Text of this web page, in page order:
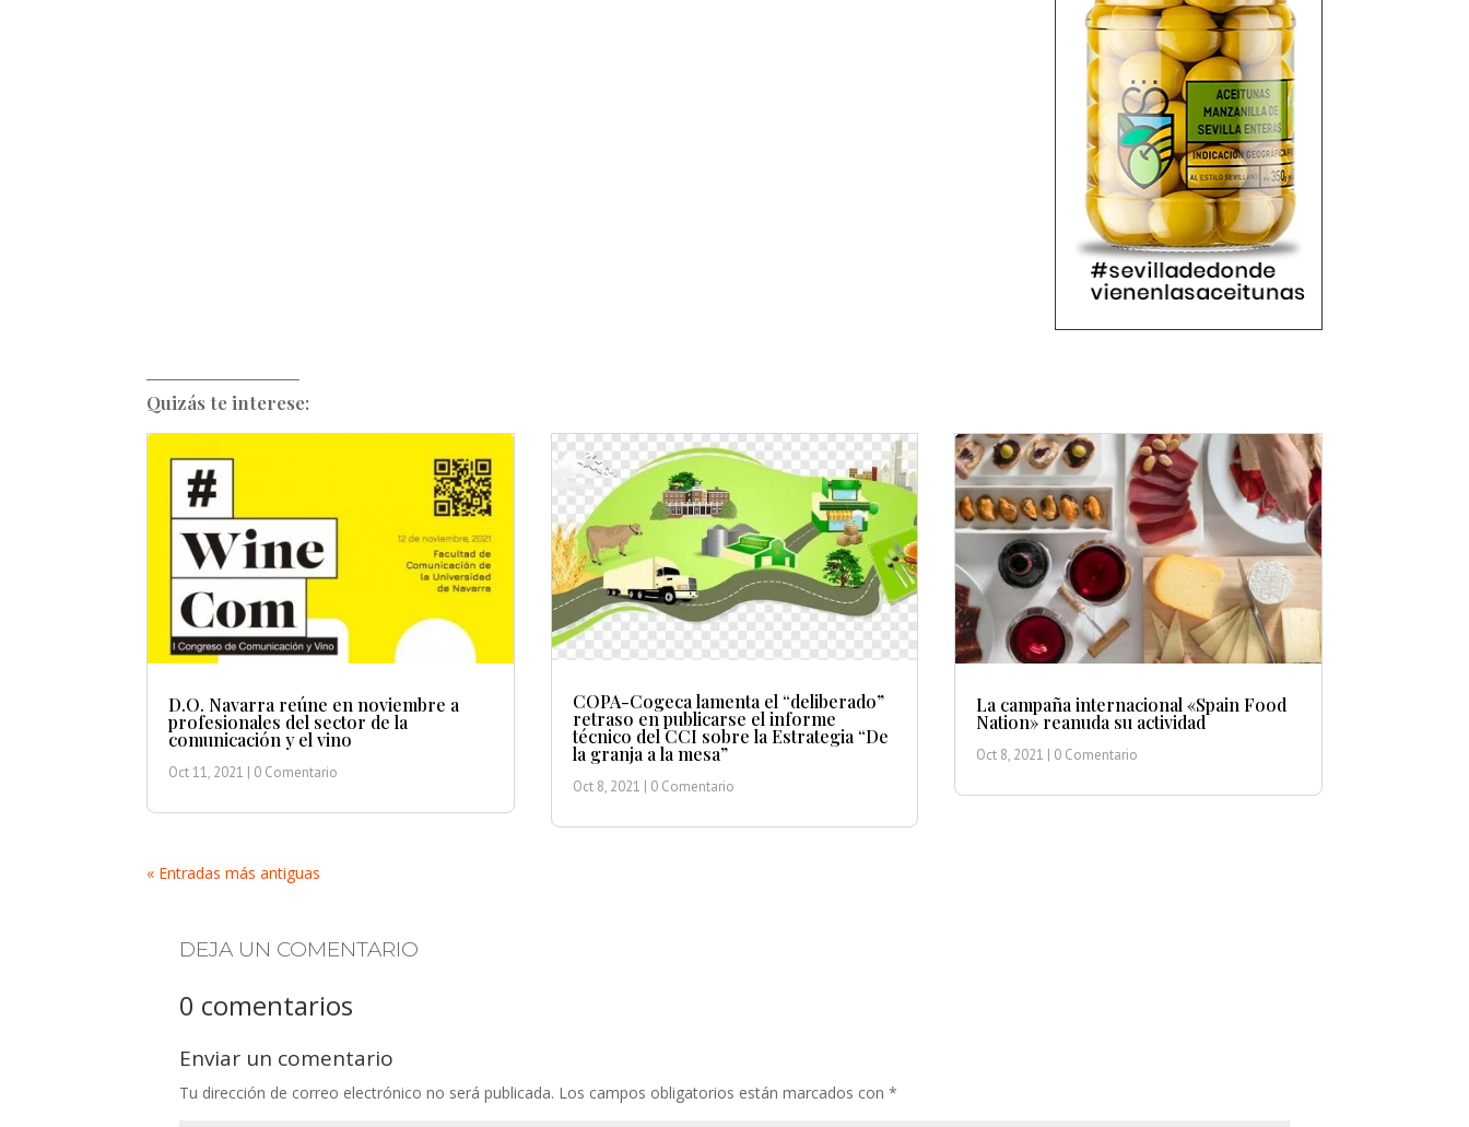
Quizás te interese:
D.O. Navarra reúne en noviembre a
profesionales del sector de la
comunicación y el vino
Oct 11, 2021 | 0 Comentario
COPA-Cogeca lamenta el “deliberado”
retraso en publicarse el informe
técnico del CCI sobre la Estrategia “De
la granja a la mesa”
Oct 8, 2021 | 0 Comentario
La campaña internacional «Spain Food
Nation» reanuda su actividad
Oct 8, 2021 | 0 Comentario
« Entradas más antiguas
DEJA UN COMENTARIO
0 comentarios
Enviar un comentario
Tu dirección de correo electrónico no será publicada. Los campos obligatorios están marcados con*